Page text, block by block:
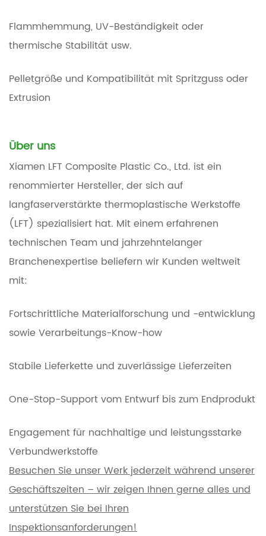
Flammhemmung, UV-Beständigkeit oder
thermische Stabilität usw.
Pelletgröße und Kompatibilität mit Spritzguss oder
Extrusion
Über uns
Xiamen LFT Composite Plastic Co., Ltd. ist ein
renommierter Hersteller, der sich auf
langfaserverstärkte thermoplastische Werkstoffe
(LFT) spezialisiert hat. Mit einem erfahrenen
technischen Team und jahrzehntelanger
Branchenexpertise beliefern wir Kunden weltweit
mit:
Fortschrittliche Materialforschung und -entwicklung
sowie Verarbeitungs-Know-how
Stabile Lieferkette und zuverlässige Lieferzeiten
One-Stop-Support vom Entwurf bis zum Endprodukt
Engagement für nachhaltige und leistungsstarke
Verbundwerkstoffe
Besuchen Sie unser Werk jederzeit während unserer
Geschäftszeiten – wir zeigen Ihnen gerne alles und
unterstützen Sie bei Ihren
Inspektionsanforderungen!